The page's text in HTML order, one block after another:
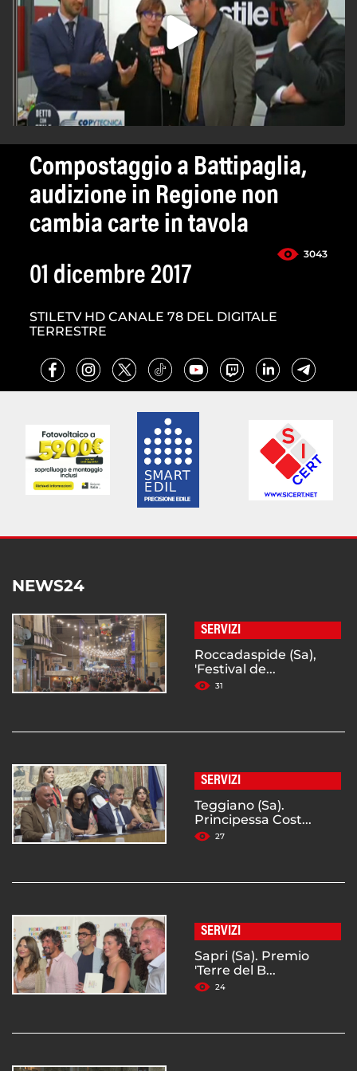
Compostaggio a Battipaglia,
audizione in Regione non
cambia carte in tavola
3043
01 dicembre 2017
STILETV HD CANALE 78 DEL DIGITALE
TERRESTRE
NEWS24
SERVIZI
Roccadaspide (Sa),
'Festival de...
31
SERVIZI
Teggiano (Sa).
Principessa Cost...
27
SERVIZI
Sapri (Sa). Premio
'Terre del B...
24